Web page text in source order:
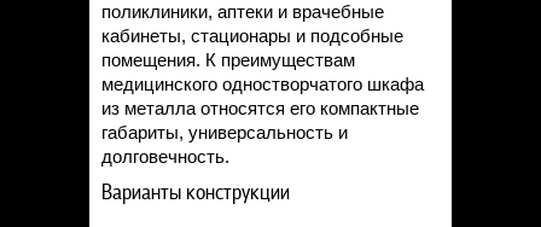
поликлиники, аптеки и врачебные
кабинеты, стационары и подсобные
помещения. К преимуществам
медицинского одностворчатого шкафа
из металла относятся его компактные
габариты, универсальность и
долговечность.
Варианты конструкции